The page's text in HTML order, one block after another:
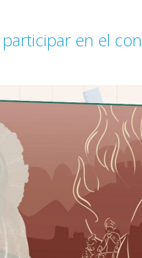
en el